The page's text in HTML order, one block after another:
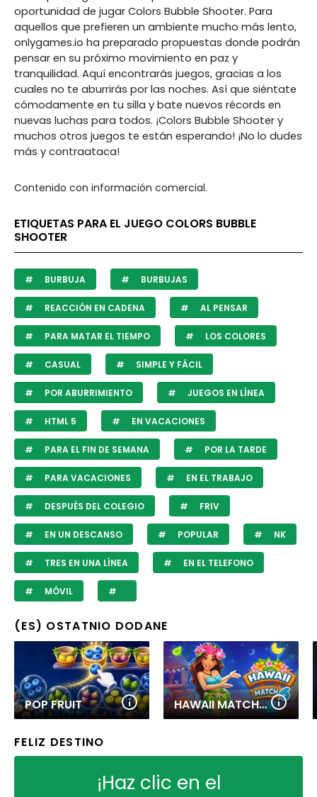
oportunidad de jugar Colors Bubble Shooter. Para
aquellos que prefieren un ambiente mucho más lento,
onlygames.io ha preparado propuestas donde podrán
pensar en su próximo movimiento en paz y
tranquilidad. Aquí encontrarás juegos, gracias a los
cuales no te aburrirás por las noches. Así que siéntate
cómodamente en tu silla y bate nuevos récords en
nuevas luchas para todos. ¡Colors Bubble Shooter y
muchos otros juegos te están esperando! ¡No lo dudes
más y contraataca!
Contenido con información comercial.
ETIQUETAS PARA EL JUEGO COLORS BUBBLE
SHOOTER
BURBUJA BURBUJAS
REACCIÓN EN CADENA AL PENSAR
PARA MATAR EL TIEMPO LOS COLORES
CASUAL SIMPLE Y FÁCIL
POR ABURRIMIENTO JUEGOS EN LÍNEA
HTML 5 EN VACACIONES
PARA EL FIN DE SEMANA POR LA TARDE
PARA VACACIONES EN EL TRABAJO
DESPUÉS DEL COLEGIO FRIV
EN UN DESCANSO POPULAR NK
TRES EN UNA LÍNEA EN EL TELEFONO
MÓVIL
(ES) OSTATNIO DODANE
POP FRUIT HAWAII MATCH 6
FELIZ DESTINO
¡Haz clic en el